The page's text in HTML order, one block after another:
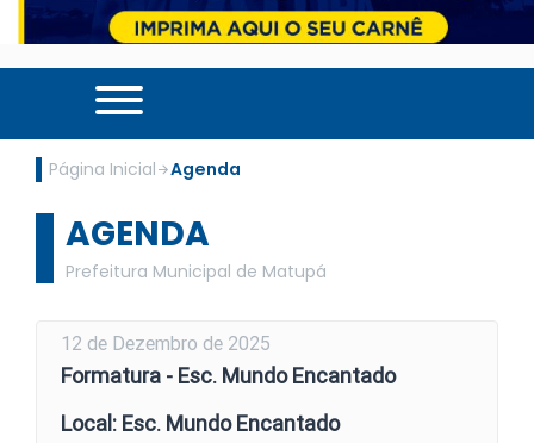
Página Inicial Agenda
AGENDA
Prefeitura Municipal de Matupá
12 de Dezembro de 2025
Formatura - Esc. Mundo Encantado
Local: Esc. Mundo Encantado